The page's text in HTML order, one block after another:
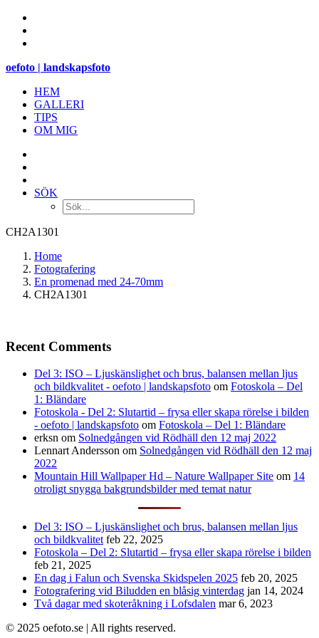
oefoto | landskapsfoto
HEM
GALLERI
TIPS
OM MIG
SÖK
CH2A1301
Home
Fotografering
En promenad med 24-70mm
CH2A1301
Recent Comments
Del 3: ISO – Ljuskänslighet och brus, balansen mellan ljus
och bildkvalitet - oefoto | landskapsfoto om Fotoskola – Del
1: Bländare
Fotoskola - Del 2: Slutartid – frysa eller skapa rörelse i bilden
- oefoto | landskapsfoto om Fotoskola – Del 1: Bländare
erksn om Solnedgången vid Rödhäll den 12 maj 2022
Lennart Andersson om Solnedgången vid Rödhäll den 12 maj
2022
Mountain Hill Wallpaper Hd – Nature Wallpaper Site om 14
otroligt snygga bakgrundsbilder med temat natur
Del 3: ISO – Ljuskänslighet och brus, balansen mellan ljus
och bildkvalitet feb 22, 2025
Fotoskola – Del 2: Slutartid – frysa eller skapa rörelse i bilden
feb 21, 2025
En dag i Falun och Svenska Skidspelen 2025 feb 20, 2025
Fotografering vid Biludden en blåsig vinterdag jan 14, 2024
Två dagar med skoteråkning i Lofsdalen mar 6, 2023
© 2025 oefoto.se | All rights reserved.